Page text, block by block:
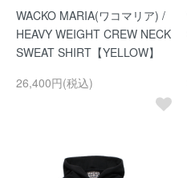
WACKO MARIA(ワコマリア) /
HEAVY WEIGHT CREW NECK
SWEAT SHIRT【YELLOW】
26,400円(税込)